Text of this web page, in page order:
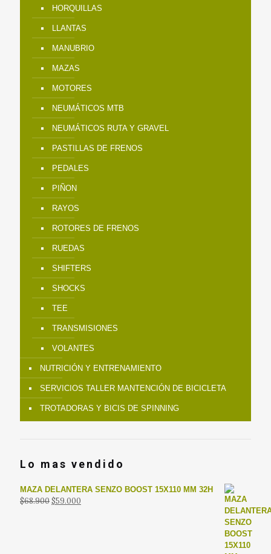
HORQUILLAS
LLANTAS
MANUBRIO
MAZAS
MOTORES
NEUMÁTICOS MTB
NEUMÁTICOS RUTA Y GRAVEL
PASTILLAS DE FRENOS
PEDALES
PIÑON
RAYOS
ROTORES DE FRENOS
RUEDAS
SHIFTERS
SHOCKS
TEE
TRANSMISIONES
VOLANTES
NUTRICIÓN Y ENTRENAMIENTO
SERVICIOS TALLER MANTENCIÓN DE BICICLETA
TROTADORAS Y BICIS DE SPINNING
Lo mas vendido
MAZA DELANTERA SENZO BOOST 15X110 MM 32H
$68.900El
$59.000